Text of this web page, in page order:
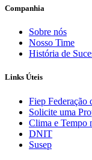
Companhia
Sobre nós
Nosso Time
História de
Links Úteis
Fiep Federação
Solicite uma
Clima e Tempo
DNIT
Susep